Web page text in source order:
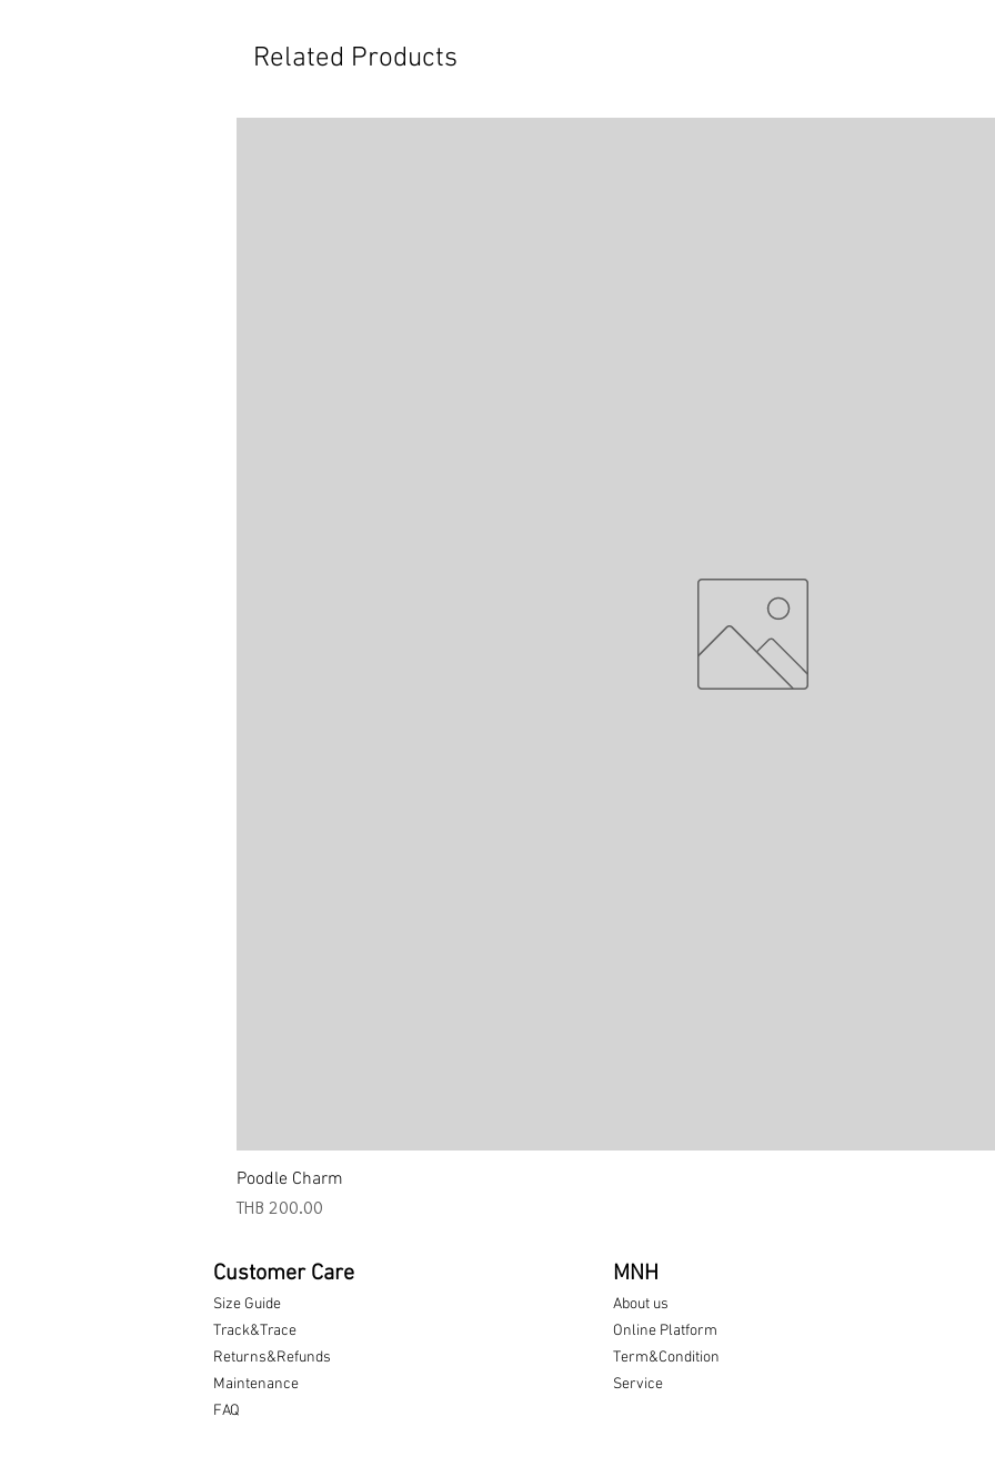
Related Products
Poodle Charm
Price
THB 200.00
Customer Care
Size Guide
Track&Trace
Returns&Refunds
Maintenance
FAQ
MNH
About us
Online Platform
Term&Condition
Service